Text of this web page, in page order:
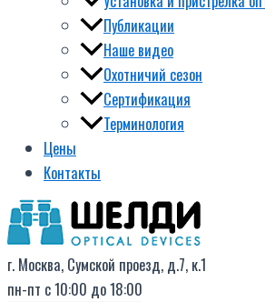
Публикации
Наше видео
Охотничий сезон
Сертификация
Терминология
Цены
Контакты
г. Москва, Сумской проезд, д.7, к.1
пн-пт с 10:00 до 18:00